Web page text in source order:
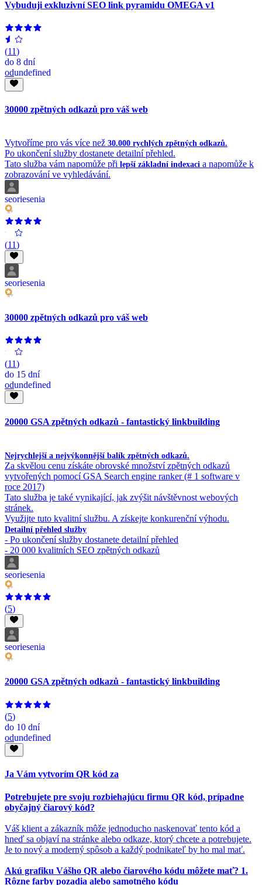
Vybuduji exkluzivní SEO link pyramidu OMEGA v1
(11)
do 8 dní
odundefined
30000 zpětných odkazů pro váš web
Vytvoříme pro vás více než 30.000 rychlých zpětných odkazů.
Po ukončení služby dostanete detailní přehled.
Tato služba vám napomůže při lepší základní indexaci a napomůže k
zobrazování ve vyhledávání.
seoriesenia
(11)
seoriesenia
30000 zpětných odkazů pro váš web
(11)
do 15 dní
odundefined
20000 GSA zpětných odkazů - fantastický linkbuilding
Nejrychlejší a nejvýkonnější balík zpětných odkazů.
Za skvělou cenu získáte obrovské množství zpětných odkazů
vytvořených pomocí GSA Search engine ranker (# 1 software v
roce 2017)
Tato služba je také vynikající, jak zvýšit návštěvnost webových
stránek.
Využijte tuto kvalitní službu. A získejte konkurenční výhodu.
Detailní přehled služby
- Po ukončení služby dostanete detailní přehled
- 20 000 kvalitních SEO zpětných odkazů
seoriesenia
(5)
seoriesenia
20000 GSA zpětných odkazů - fantastický linkbuilding
(5)
do 10 dní
odundefined
Ja Vám vytvorím QR kód za
Potrebujete pre svoju rozbiehajúcu firmu QR kód, prípadne
obyčajný čiarový kód?
Váš klient a zákazník môže jednoducho naskenovať tento kód a
hneď sa objaví na stránke alebo odkaze, ktorý chcete a potrebujete.
Je to nový a moderný spôsob a každý podnikateľ by ho mal mať.
Akú grafiku Vášho QR alebo čiarového kódu môžete mať? 1.
Rôzne farby pozadia alebo samotného kódu